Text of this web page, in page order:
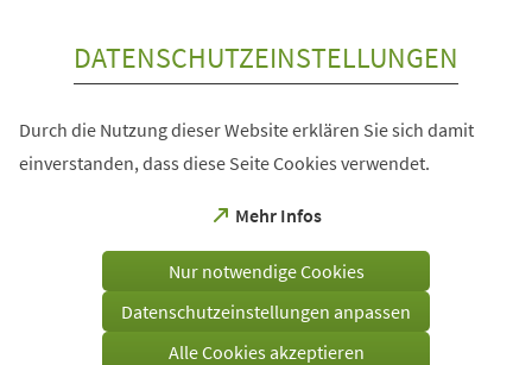
DATENSCHUTZEINSTELLUNGEN
Durch die Nutzung dieser Website erklären Sie sich damit
einverstanden, dass diese Seite Cookies verwendet.
Mehr Infos
(Öffnet
einem
Tab)
Nur notwendige Cookies
Datenschutzeinstellungen anpassen
Alle Cookies akzeptieren